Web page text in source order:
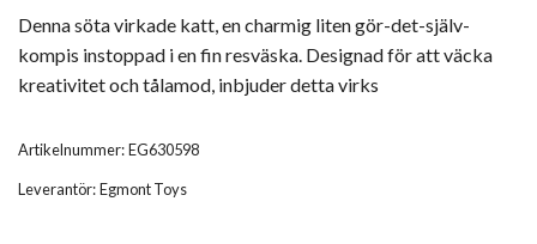
Denna söta virkade katt, en charmig liten gör-det-själv-
kompis instoppad i en fin resväska. Designad för att väcka
kreativitet och tålamod, inbjuder detta virks
Artikelnummer:EG630598
Leverantör:Egmont Toys